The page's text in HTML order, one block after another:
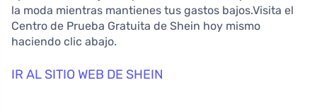
la moda mientras mantienes tus gastos bajos.Visita el
Centro de Prueba Gratuita de Shein hoy mismo
haciendo clic abajo.
IR AL SITIO WEB DE SHEIN